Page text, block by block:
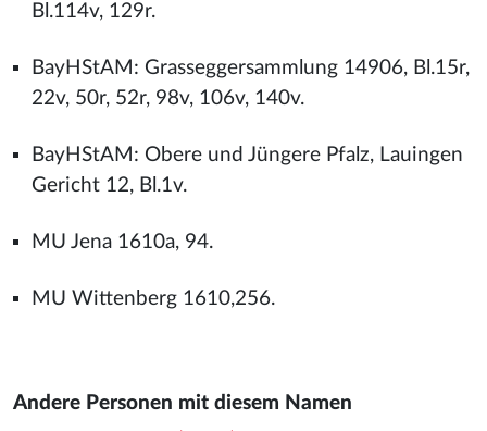
Bl.114v, 129r.
BayHStAM: Grasseggersammlung 14906, Bl.15r,
22v, 50r, 52r, 98v, 106v, 140v.
BayHStAM: Obere und Jüngere Pfalz, Lauingen
Gericht 12, Bl.1v.
MU Jena 1610a, 94.
MU Wittenberg 1610,256.
Andere Personen mit diesem Namen